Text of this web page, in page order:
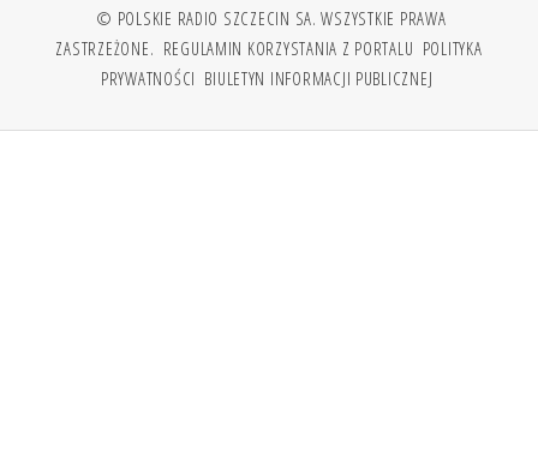
© POLSKIE RADIO SZCZECIN SA. WSZYSTKIE PRAWA
ZASTRZEŻONE. REGULAMIN KORZYSTANIA Z PORTALU POLITYKA
PRYWATNOŚCI BIULETYN INFORMACJI PUBLICZNEJ